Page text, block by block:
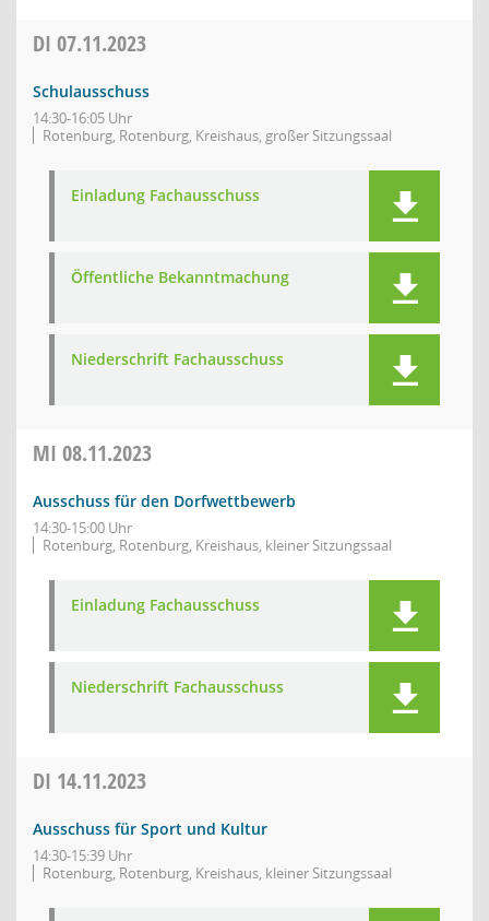
DI 07.11.2023
Schulausschuss
14:30-16:05 Uhr
Rotenburg, Rotenburg, Kreishaus, großer Sitzungssaal
Einladung Fachausschuss
Öffentliche Bekanntmachung
Niederschrift Fachausschuss
MI 08.11.2023
Ausschuss für den Dorfwettbewerb
14:30-15:00 Uhr
Rotenburg, Rotenburg, Kreishaus, kleiner Sitzungssaal
Einladung Fachausschuss
Niederschrift Fachausschuss
DI 14.11.2023
Ausschuss für Sport und Kultur
14:30-15:39 Uhr
Rotenburg, Rotenburg, Kreishaus, kleiner Sitzungssaal